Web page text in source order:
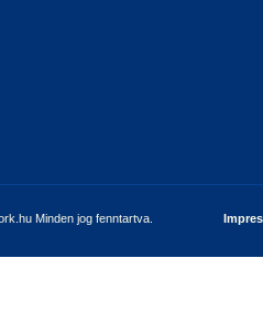
Minden jog fenntartva.